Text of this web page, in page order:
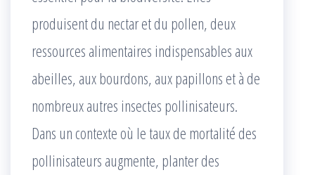
produisent du nectar et du pollen, deux
ressources alimentaires indispensables aux
abeilles, aux bourdons, aux papillons et à de
nombreux autres insectes pollinisateurs.
Dans un contexte où le taux de mortalité des
pollinisateurs augmente, planter des